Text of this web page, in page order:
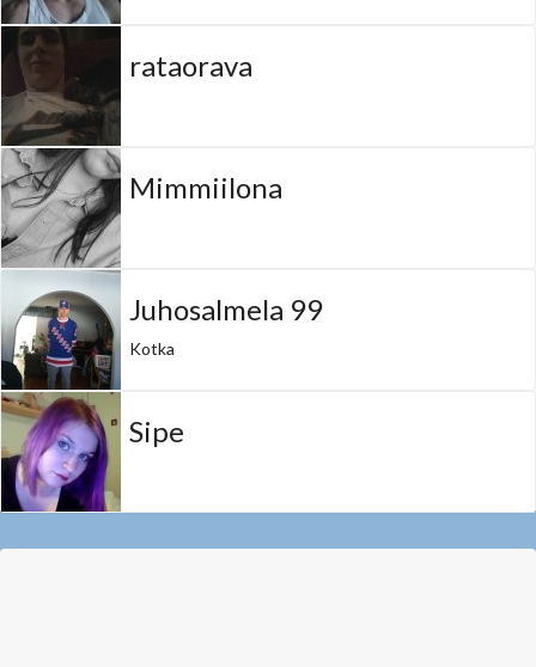
rataorava
Mimmiilona
Juhosalmela 99
Kotka
Sipe